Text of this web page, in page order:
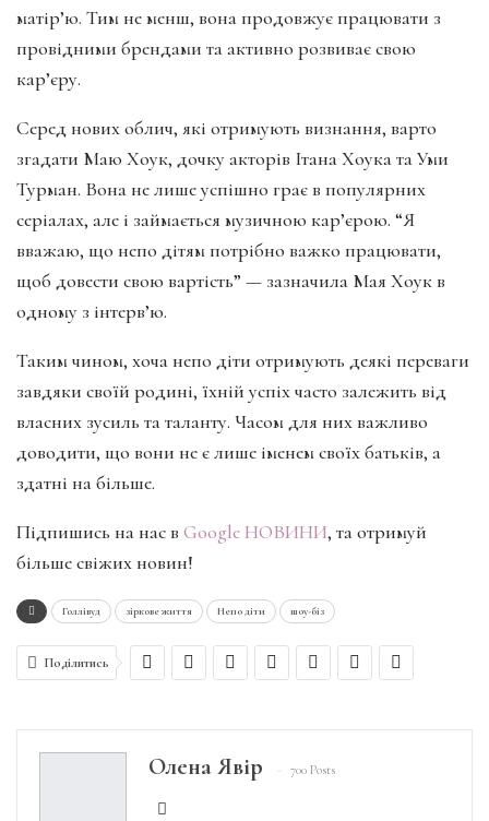
матір’ю. Тим не менш, вона продовжує працювати з
провідними брендами та активно розвиває свою
кар’єру.
Серед нових облич, які отримують визнання, варто
згадати Маю Хоук, дочку акторів Ітана Хоука та Уми
Турман. Вона не лише успішно грає в популярних
серіалах, але і займається музичною кар’єрою. “Я
вважаю, що непо дітям потрібно важко працювати,
щоб довести свою вартість” — зазначила Мая Хоук в
одному з інтерв’ю.
Таким чином, хоча непо діти отримують деякі переваги
завдяки своїй родині, їхній успіх часто залежить від
власних зусиль та таланту. Часом для них важливо
доводити, що вони не є лише іменем своїх батьків, а
здатні на більше.
Підпишись на нас в Google НОВИНИ, та отримуй
більше свіжих новин!
Голлівуд зіркове життя Непо діти шоу-біз
Поділитись
Олена Явір 700 Posts